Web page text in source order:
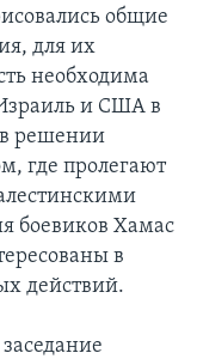
общие
для их
необходима
и США в
в решении
где пролегают
боевиков Хамас
в
действий.